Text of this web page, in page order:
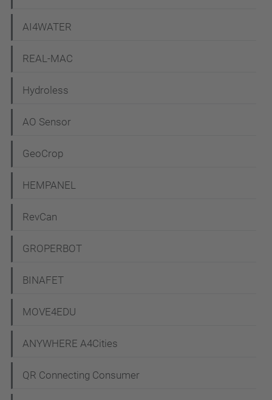
AI4WATER
REAL-MAC
Hydroless
AO Sensor
GeoCrop
HEMPANEL
RevCan
GROPERBOT
BINAFET
MOVE4EDU
ANYWHERE A4Cities
QR Connecting Consumer